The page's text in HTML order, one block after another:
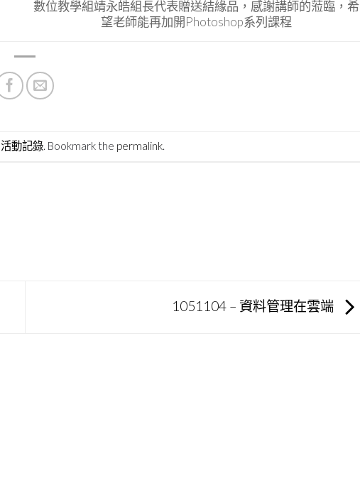
數位教學組靖永皓組長代表贈送結緣品，感謝講師的蒞臨，希
望老師能再加開Photoshop系列課程
活動記錄. Bookmark the permalink.
1051104 – 資料管理在雲端